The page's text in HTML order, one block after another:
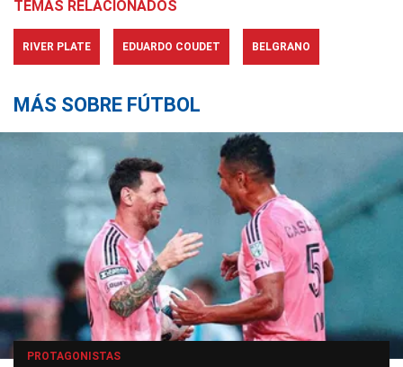
TEMAS RELACIONADOS
RIVER PLATE EDUARDO COUDET BELGRANO
MÁS SOBRE FÚTBOL
PROTAGONISTAS